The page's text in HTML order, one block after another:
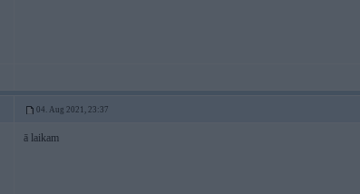
04. Aug 2021, 23:37
ā laikam